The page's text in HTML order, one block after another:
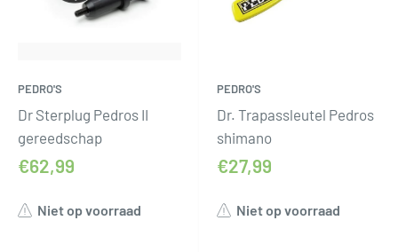
PEDRO'S
Dr Sterplug Pedros II
gereedschap
€62,99
Niet op voorraad
PEDRO'S
Dr. Trapassleutel Pedros
shimano
€27,99
Niet op voorraad